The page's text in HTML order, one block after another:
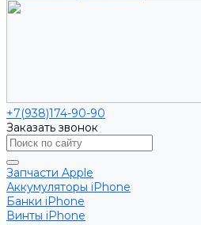
+7(938)174-90-90
Заказать звонок
Запчасти Apple
Аккумуляторы iPhone
Банки iPhone
Винты iPhone